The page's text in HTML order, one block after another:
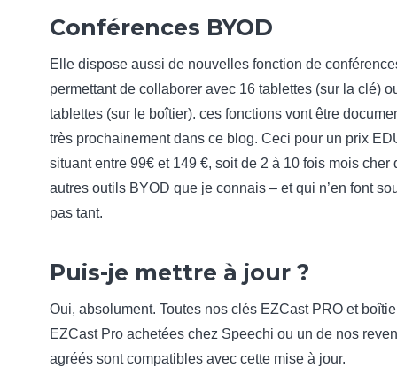
Conférences BYOD
Elle dispose aussi de nouvelles fonction de
permettant de collaborer avec 16 tablettes (sur la clé)
tablettes (sur le boîtier). ces fonctions vont être
très prochainement dans ce blog. Ceci pour un prix
situant entre 99€ et 149 €, soit de 2 à 10 fois mois cher
autres outils BYOD que je connais – et qui n’en font
pas tant.
Puis-je mettre à jour ?
Oui, absolument. Toutes nos clés EZCast PRO et
EZCast Pro achetées chez Speechi ou un de nos
agréés sont compatibles avec cette mise à jour.